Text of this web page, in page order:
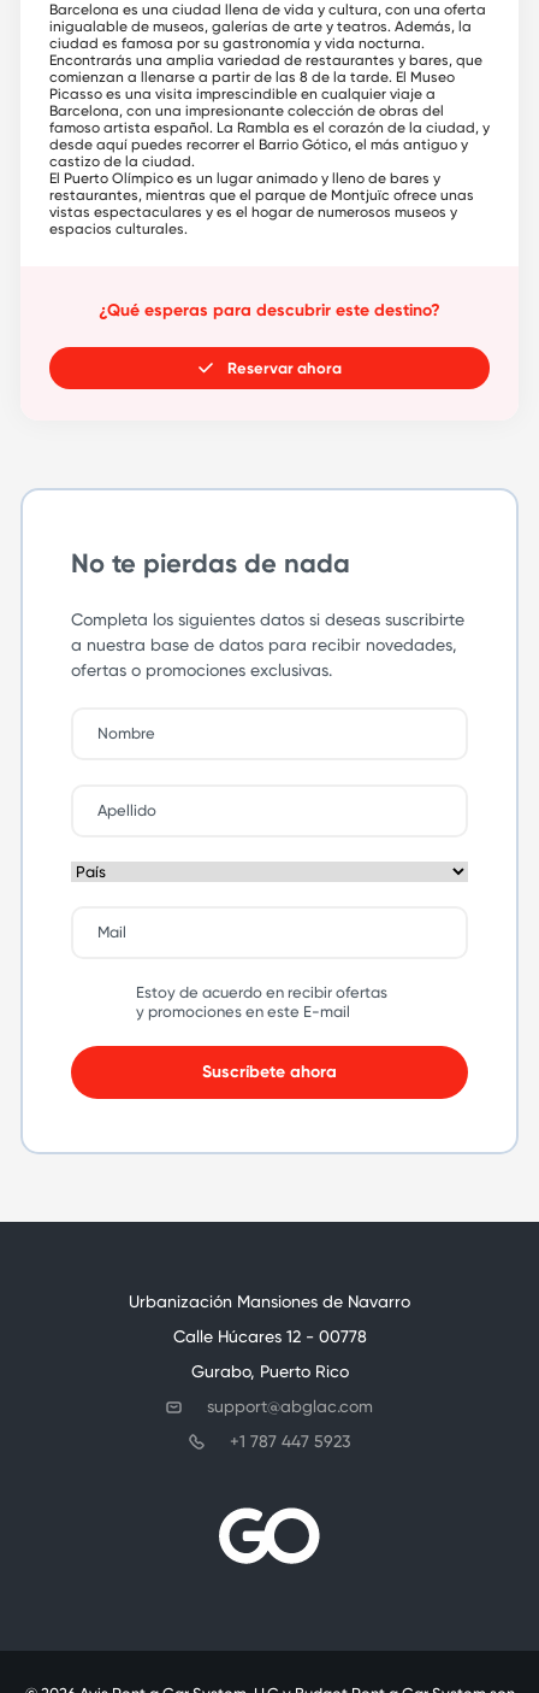
Barcelona es una ciudad llena de vida y cultura, con una oferta
inigualable de museos, galerías de arte y teatros. Además, la
ciudad es famosa por su gastronomía y vida nocturna.
Encontrarás una amplia variedad de restaurantes y bares, que
comienzan a llenarse a partir de las 8 de la tarde. El Museo
Picasso es una visita imprescindible en cualquier viaje a
Barcelona, con una impresionante colección de obras del
famoso artista español. La Rambla es el corazón de la ciudad, y
desde aquí puedes recorrer el Barrio Gótico, el más antiguo y
castizo de la ciudad.
El Puerto Olímpico es un lugar animado y lleno de bares y
restaurantes, mientras que el parque de Montjuïc ofrece unas
vistas espectaculares y es el hogar de numerosos museos y
espacios culturales.
¿Qué esperas para descubrir este destino?
Reservar ahora
No te pierdas de nada
Completa los siguientes datos si deseas suscribirte
a nuestra base de datos para recibir novedades,
ofertas o promociones exclusivas.
Estoy de acuerdo en recibir ofertas
y promociones en este E-mail
Suscríbete ahora
Urbanización Mansiones de Navarro
Calle Húcares 12 - 00778
Gurabo, Puerto Rico
support@abglac.com
+1 787 447 5923